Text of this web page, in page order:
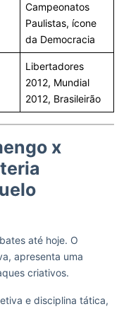
Campeonatos
Paulistas, ícone
da Democracia
Libertadores
2012, Mundial
2012, Brasileirão
x
até hoje. O
apresenta uma
criativos.
e disciplina tática,